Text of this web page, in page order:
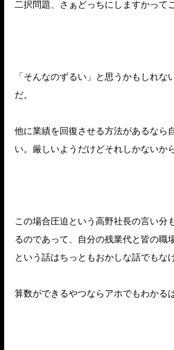
二択問題、さぁどっちにしますかってこ
「そんなのずるい」と思うかもしれ
だ。
他に業績を回復させる方法があるなら
い。厳しいようだけどそれしかないから
この場合圧迫という高野社長の言い分
るのであって、自分の残業代と皆の職
という話はちっともおかしな話でもな
算数ができるやつならアホでもわかるは